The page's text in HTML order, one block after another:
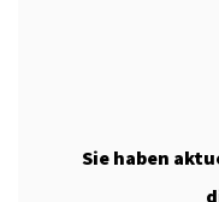
Sie haben